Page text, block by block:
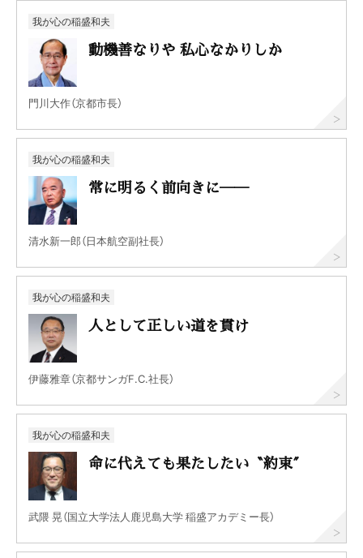
我が心の稲盛和夫
動機善なりや 私心なかりしか
門川大作（京都市長）
我が心の稲盛和夫
常に明るく前向きに──
清水新一郎（日本航空副社長）
我が心の稲盛和夫
人として正しい道を貫け
伊藤雅章（京都サンガF.C.社長）
我が心の稲盛和夫
命に代えても果たしたい〝約束〞
武隈 晃（国立大学法人鹿児島大学 稲盛アカデミー長）